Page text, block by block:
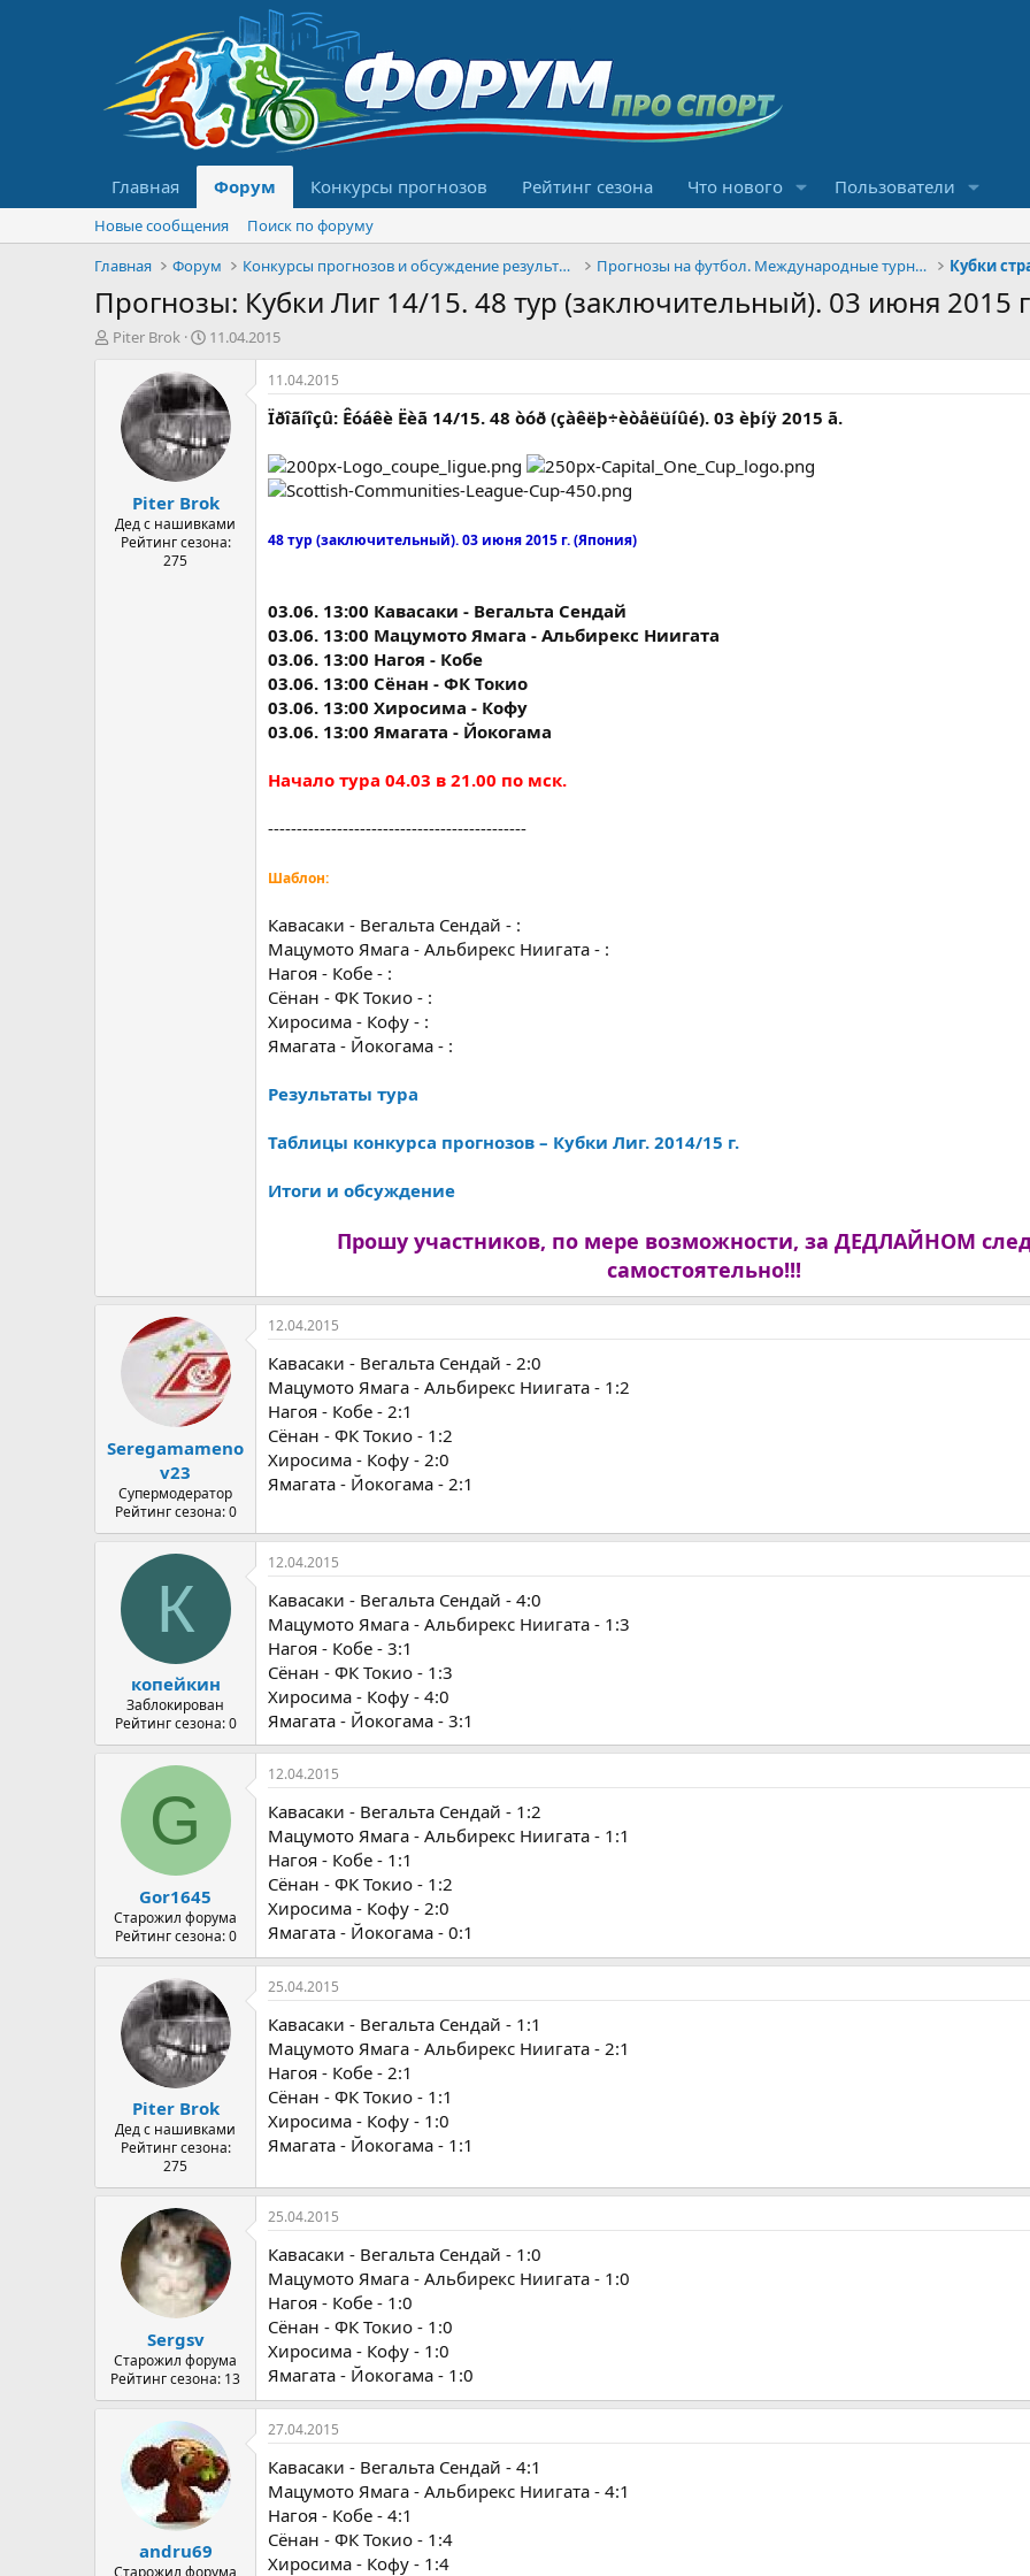
Главная Форум Конкурсы прогнозов Рейтинг сезона Что нового Пользователи
Новые сообщения
Поиск по форуму
Главная
Форум Конкурсы прогнозов и обсуждение результатов Прогнозы на футбол. Международные турниры Кубки
Прогнозы: Кубки Лиг 14/15. 48 тур (заключительный). 03 июня 2015
А
Piter Brok
Д
а
н
а
ч
л
а
11.04.2015
Piter Brok
Дед с нашивками
Рейтинг сезона:
275
11.04.2015
Ïðîãíîçû: Êóáêè Ëèã 14/15. 48 òóð (çàêëþ÷èòåëüíûé). 03 èþíÿ 2015 ã.
48 тур (заключительный). 03 июня 2015 г. (Япония)
03.06. 13:00 Кавасаки - Вегальта Сендай
03.06. 13:00 Мацумото Ямага - Альбирекс Ниигата
03.06. 13:00 Нагоя - Кобе
03.06. 13:00 Сёнан - ФК Токио
03.06. 13:00 Хиросима - Кофу
03.06. 13:00 Ямагата - Йокогама
Начало тура 04.03 в 21.00 по мск.
---------------------------------------------
Шаблон:
Кавасаки - Вегальта Сендай - :
Мацумото Ямага - Альбирекс Ниигата - :
Нагоя - Кобе - :
Сёнан - ФК Токио - :
Хиросима - Кофу - :
Ямагата - Йокогама - :
Результаты тура
Таблицы конкурса прогнозов – Кубки Лиг. 2014/15 г.
Итоги и обсуждение
Прошу участников, по мере возможности, за ДЕДЛАЙНОМ
самостоятельно!!!
Seregamameno
v23
Супермодератор
Рейтинг сезона: 0
12.04.2015
Кавасаки - Вегальта Сендай - 2:0
Мацумото Ямага - Альбирекс Ниигата - 1:2
Нагоя - Кобе - 2:1
Сёнан - ФК Токио - 1:2
Хиросима - Кофу - 2:0
Ямагата - Йокогама - 2:1
К
копейкин
Заблокирован
Рейтинг сезона: 0
12.04.2015
Кавасаки - Вегальта Сендай - 4:0
Мацумото Ямага - Альбирекс Ниигата - 1:3
Нагоя - Кобе - 3:1
Сёнан - ФК Токио - 1:3
Хиросима - Кофу - 4:0
Ямагата - Йокогама - 3:1
G
Gor1645
Старожил форума
Рейтинг сезона: 0
12.04.2015
Кавасаки - Вегальта Сендай - 1:2
Мацумото Ямага - Альбирекс Ниигата - 1:1
Нагоя - Кобе - 1:1
Сёнан - ФК Токио - 1:2
Хиросима - Кофу - 2:0
Ямагата - Йокогама - 0:1
Piter Brok
Дед с нашивками
Рейтинг сезона:
275
25.04.2015
Кавасаки - Вегальта Сендай - 1:1
Мацумото Ямага - Альбирекс Ниигата - 2:1
Нагоя - Кобе - 2:1
Сёнан - ФК Токио - 1:1
Хиросима - Кофу - 1:0
Ямагата - Йокогама - 1:1
Sergsv
Старожил форума
Рейтинг сезона: 13
25.04.2015
Кавасаки - Вегальта Сендай - 1:0
Мацумото Ямага - Альбирекс Ниигата - 1:0
Нагоя - Кобе - 1:0
Сёнан - ФК Токио - 1:0
Хиросима - Кофу - 1:0
Ямагата - Йокогама - 1:0
andru69
Старожил форума
27.04.2015
Кавасаки - Вегальта Сендай - 4:1
Мацумото Ямага - Альбирекс Ниигата - 4:1
Нагоя - Кобе - 4:1
Сёнан - ФК Токио - 1:4
Хиросима - Кофу - 1:4